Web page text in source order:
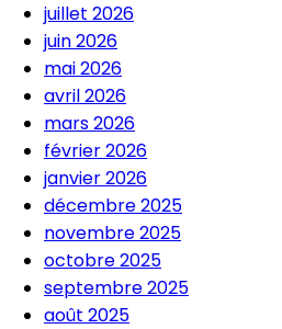
juillet 2026
juin 2026
mai 2026
avril 2026
mars 2026
février 2026
janvier 2026
décembre 2025
novembre 2025
octobre 2025
septembre 2025
août 2025